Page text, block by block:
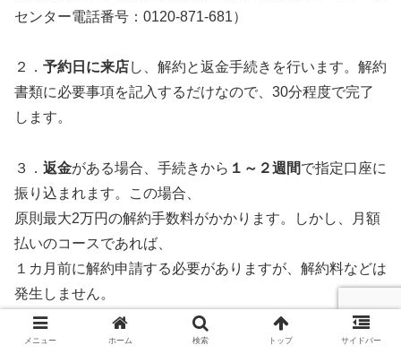
センター電話番号：0120-871-681）
２． 予約日に来店し、解約と返金手続きを行います。解約
書類に必要事項を記入するだけなので、30分程度で完了
します。
３． 返金がある場合、手続きから １～２週間で指定口座に
振り込まれます。この場合、
原則最大2万円の解約手数料がかかります。しかし、月額
払いのコースであれば、
１カ月前に解約申請する必要がありますが、解約料などは
発生しません。
メニュー ホーム 検索 トップ サイドバー